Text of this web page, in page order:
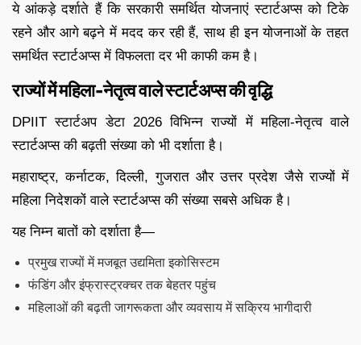
ये आंकड़े दर्शाते हैं कि सरकारी समर्थित योजनाएं स्टार्टअप्स को टिके
रहने और आगे बढ़ने में मदद कर रही हैं, साथ ही इन योजनाओं के तहत
समर्थित स्टार्टअप्स में विफलता दर भी काफी कम है।
राज्यों में महिला-नेतृत्व वाले स्टार्टअप्स की वृद्धि
DPIIT स्टार्टअप डेटा 2026 विभिन्न राज्यों में महिला-नेतृत्व वाले
स्टार्टअप्स की बढ़ती संख्या को भी दर्शाता है।
महाराष्ट्र, कर्नाटक, दिल्ली, गुजरात और उत्तर प्रदेश जैसे राज्यों में
महिला निदेशकों वाले स्टार्टअप्स की संख्या सबसे अधिक है।
यह निम्न बातों को दर्शाता है—
प्रमुख राज्यों में मजबूत उद्यमिता इकोसिस्टम
फंडिंग और इंफ्रास्ट्रक्चर तक बेहतर पहुंच
महिलाओं की बढ़ती जागरूकता और व्यवसाय में सक्रिय भागीदारी